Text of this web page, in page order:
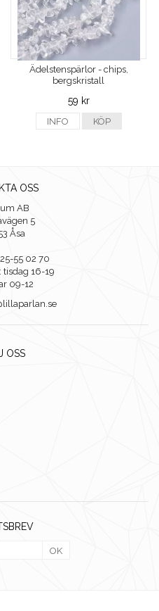
Ädelstenspärlor - chips,
bergskristall
59 kr
INFO KÖP
OSS
AB
5
Åsa
55 02 70
tisdag 16-19
09-12
OSS
OK